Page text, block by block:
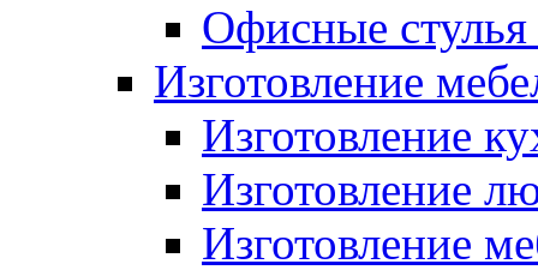
Офисные стулья
Изготовление
Изготовление
Изготовление
Изготовление